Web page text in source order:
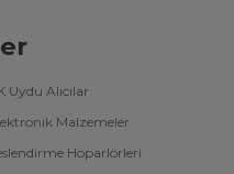
Uydu Alıcılar
Malzemeler
Hoparlörleri